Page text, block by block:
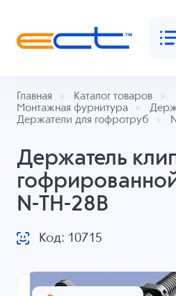
Главная
Каталог товаров
Монтажная фурнитура
Держатели для гофротруб
Держатель
N-TH-28B
Код: 10715